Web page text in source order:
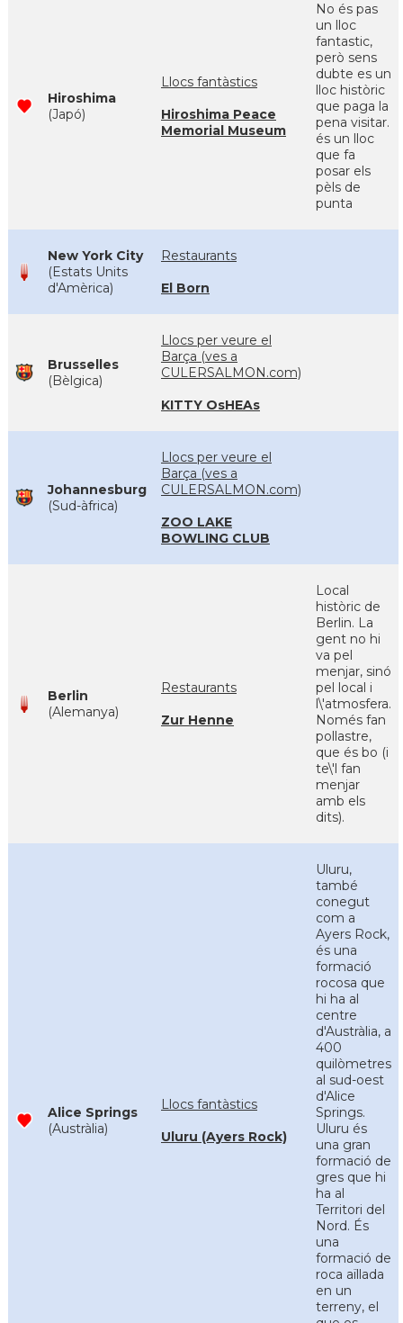
Hiroshima
(Japó)
Llocs fantàstics
Hiroshima Peace
Memorial Museum
No és pas
un lloc
fantastic,
però sens
dubte es un
lloc històric
que paga la
pena visitar.
és un lloc
que fa
posar els
pèls de
punta
New York City
(Estats Units
d'Amèrica)
Restaurants
El Born
Brusselles
(Bèlgica)
Llocs per veure el
Barça (ves a
CULERSALMON.com)
KITTY OsHEAs
Johannesburg
(Sud-àfrica)
Llocs per veure el
Barça (ves a
CULERSALMON.com)
ZOO LAKE
BOWLING CLUB
Berlin
(Alemanya)
Restaurants
Zur Henne
Local
històric de
Berlin. La
gent no hi
va pel
menjar, sinó
pel local i
l\'atmosfera.
Només fan
pollastre,
que és bo (i
te\'l fan
menjar
amb els
dits).
Alice Springs
(Austràlia)
Llocs fantàstics
Uluru (Ayers Rock)
Uluru,
també
conegut
com a
Ayers Rock,
és una
formació
rocosa que
hi ha al
centre
d'Austràlia, a
400
quilòmetres
al sud-oest
d'Alice
Springs.
Uluru és
una gran
formació de
gres que hi
ha al
Territori del
Nord. És
una
formació de
roca aïllada
en un
terreny, el